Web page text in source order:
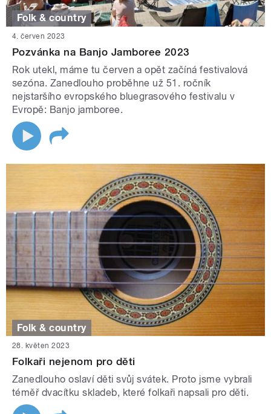
Folk & country
4. červen 2023
Pozvánka na Banjo Jamboree 2023
Rok utekl, máme tu červen a opět začíná festivalová
sezóna. Zanedlouho proběhne už 51. ročník
nejstaršího evropského bluegrasového festivalu v
Evropě: Banjo jamboree.
Folk & country
28. květen 2023
Folkaři nejenom pro děti
Zanedlouho oslaví děti svůj svátek. Proto jsme vybrali
téměř dvacítku skladeb, které folkaři napsali pro děti.